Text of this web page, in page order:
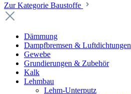
Zur Kategorie Baustoffe
Dämmung
Dampfbremsen & Luftdichtungen
Gewebe
Grundierungen & Zubehör
Kalk
Lehmbau
Lehm-Unterputz